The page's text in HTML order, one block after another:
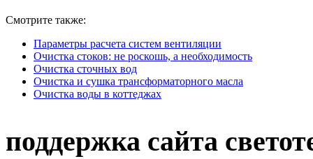
Смотрите также:
Параметры расчета систем вентиляции
Очистка стоков: не роскошь, а необходимость
Очистка сточных вод
Очистка и сушка трансформаторного масла
Очистка воды в коттеджах
поддержка сайта